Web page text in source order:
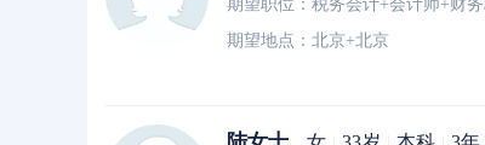
期望地点：北京+北京